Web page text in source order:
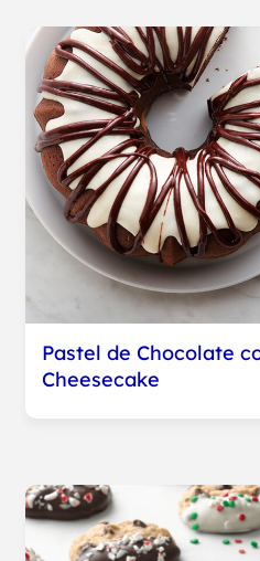
Pastel de Chocolate
Cheesecake